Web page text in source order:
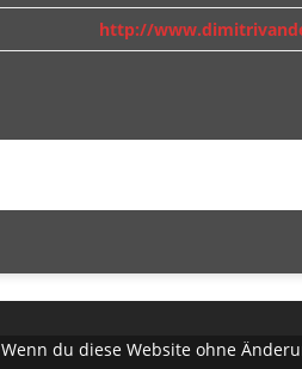
http://
du diese Website ohne